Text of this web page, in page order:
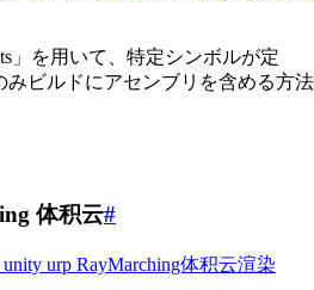
」を用いて、特定シンボルが定
ビルドにアセンブリを含める方法
体积云#
urp RayMarching体积云渲染